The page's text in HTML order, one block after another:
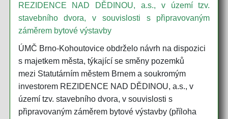
REZIDENCE NAD DĚDINOU, a.s., v území tzv.
stavebního dvora, v souvislosti s připravovaným
záměrem bytové výstavby
ÚMČ Brno-Kohoutovice obdrželo návrh na dispozici
s majetkem města, týkající se směny pozemků
mezi Statutárním městem Brnem a soukromým
investorem REZIDENCE NAD DĚDINOU, a.s., v
území tzv. stavebního dvora, v souvislosti s
připravovaným záměrem bytové výstavby (příloha